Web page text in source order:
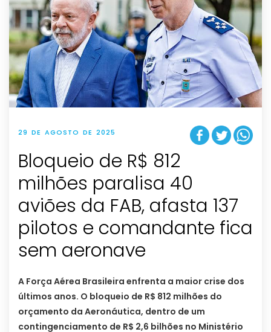
29 DE AGOSTO DE 2025
Bloqueio de R$ 812
milhões paralisa 40
aviões da FAB, afasta 137
pilotos e comandante fica
sem aeronave
A Força Aérea Brasileira enfrenta a maior crise dos
últimos anos. O bloqueio de R$ 812 milhões do
orçamento da Aeronáutica, dentro de um
contingenciamento de R$ 2,6 bilhões no Ministério